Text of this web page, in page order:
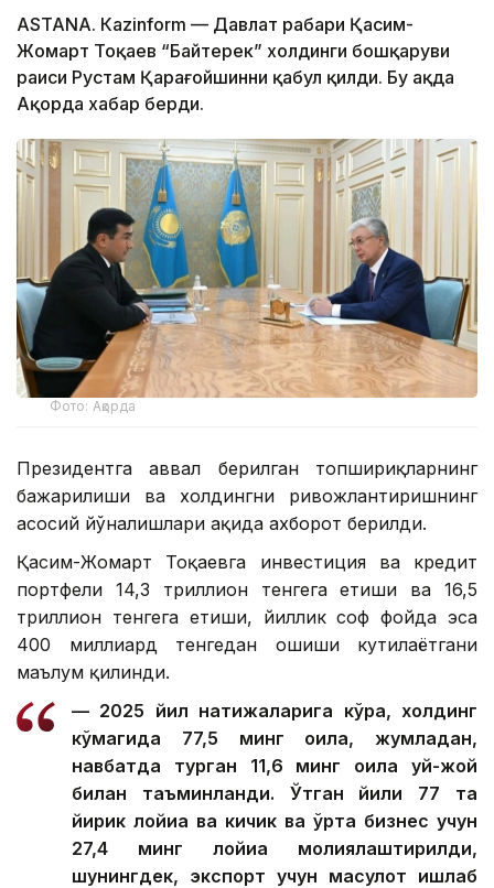
ASTANА. Каzinform — Давлат раҳбари Қасим-
Жомарт Тоқаев “Байтерек” холдинги бошқаруви
раиси Рустам Қарағойшинни қабул қилди. Бу ҳақда
Ақорда хабар берди.
Фото: Ақорда
Президентга аввал берилган топшириқларнинг
бажарилиши ва холдингни ривожлантиришнинг
асосий йўналишлари ҳақида ахборот берилди.
Қасим-Жомарт Тоқаевга инвестиция ва кредит
портфели 14,3 триллион тенгега етиши ва 16,5
триллион тенгега етиши, йиллик соф фойда эса
400 миллиард тенгедан ошиши кутилаётгани
маълум қилинди.
— 2025 йил натижаларига кўра, холдинг
кўмагида 77,5 минг оила, жумладан,
навбатда турган 11,6 минг оила уй-жой
билан таъминланди. Ўтган йили 77 та
йирик лойиҳа ва кичик ва ўрта бизнес учун
27,4 минг лойиҳа молиялаштирилди,
шунингдек, экспорт учун маҳсулот ишлаб